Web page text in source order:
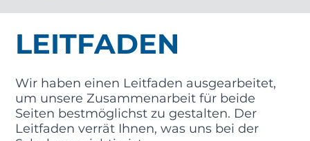
LEITFADEN
Wir haben einen Leitfaden ausgearbeitet,
um unsere Zusammenarbeit für beide
Seiten bestmöglichst zu gestalten. Der
Leitfaden verrät Ihnen, was uns bei der